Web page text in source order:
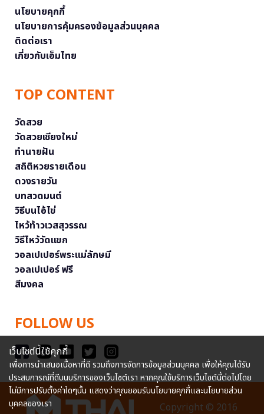
นโยบายคุกกี้
นโยบายการคุ้มครองข้อมูลส่วนบุคคล
ติดต่อเรา
เกี่ยวกับเอ็มไทย
TOP CONTENT
วัดสวย
วัดสวยเชียงใหม่
ทำนายฝัน
สถิติหวยรายเดือน
ดวงรายวัน
บทสวดมนต์
วิธีบนไอ้ไข่
ไหว้ท้าวเวสสุวรรณ
วิธีไหว้วัดแขก
วอลเปเปอร์พระแม่ลักษมี
วอลเปเปอร์ ฟรี
สีมงคล
FOLLOW US
Copyright © 2016
เว็บไซต์นี้ใช้คุกกี้
เพื่อการนำเสนอเนื้อหาที่ดี รวมถึงการจัดการข้อมูลส่วนบุคคล เพื่อให้คุณได้รับ
ประสบการณ์ที่ดีบนบริการของเว็บไซต์เรา หากคุณใช้บริการเว็บไซต์นี้ต่อไปโดย
ไม่มีการปรับตั้งค่าใดๆนั้น แสดงว่าคุณยอมรับนโยบายคุกกี้และนโยบายส่วน
บุคคลของเรา